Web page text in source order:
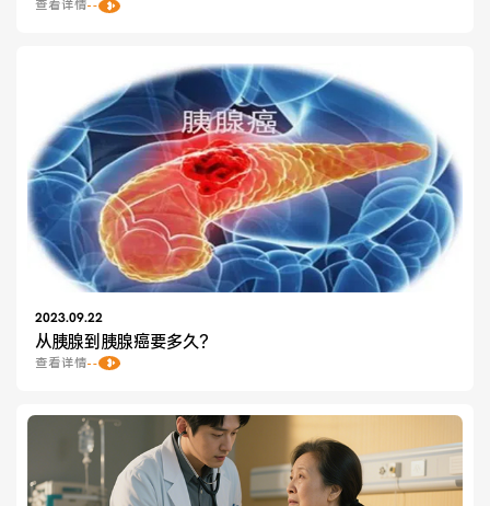
查看详情
2023.09.22
从胰腺到胰腺癌要多久？
查看详情